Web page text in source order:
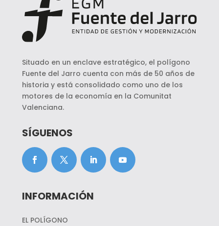
Situado en un enclave estratégico, el polígono
Fuente del Jarro cuenta con más de 50 años de
historia y está consolidado como uno de los
motores de la economía en la Comunitat
Valenciana.
SÍGUENOS
INFORMACIÓN
EL POLÍGONO